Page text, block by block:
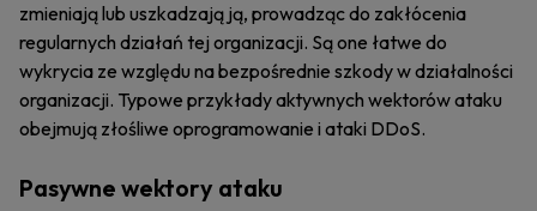
zmieniają lub uszkadzają ją, prowadząc do zakłócenia
regularnych działań tej organizacji. Są one łatwe do
wykrycia ze względu na bezpośrednie szkody w działalności
organizacji. Typowe przykłady aktywnych wektorów ataku
obejmują złośliwe oprogramowanie i ataki DDoS.
Pasywne wektory ataku